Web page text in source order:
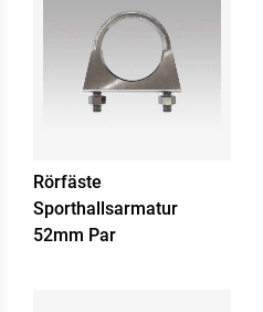
Rörfäste
Sporthallsarmatur
52mm Par